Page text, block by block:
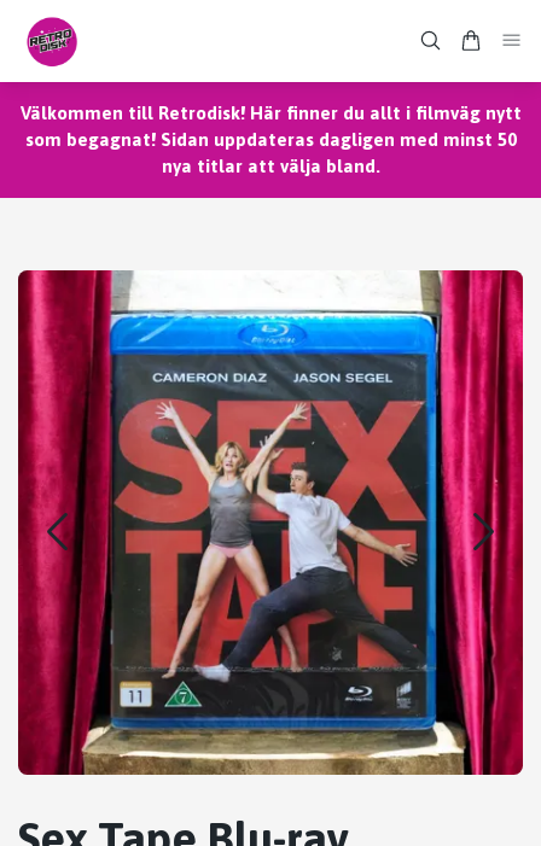
Välkommen till Retrodisk! Här finner du allt i filmväg nytt
som begagnat! Sidan uppdateras dagligen med minst 50
nya titlar att välja bland.